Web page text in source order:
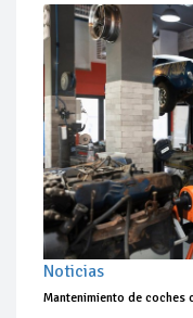
Noticias
Mantenimiento de